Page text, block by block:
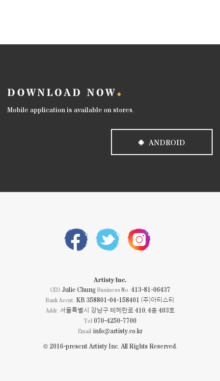
DOWNLOAD NOW
Mobile application is available on stores.
ANDROID
Artisty Inc.
CEO Julie Chung Business No. 413-81-06437
Bank Accnt. KB 358801-04-158401 (주)아티스티
Addr. 서울특별시 강남구 테헤란로 410, 4층 403호
Tel070-4250-7700
Emailinfo@artisty.co.kr
© 2016-present Artisty Inc. All Rights Reserved.